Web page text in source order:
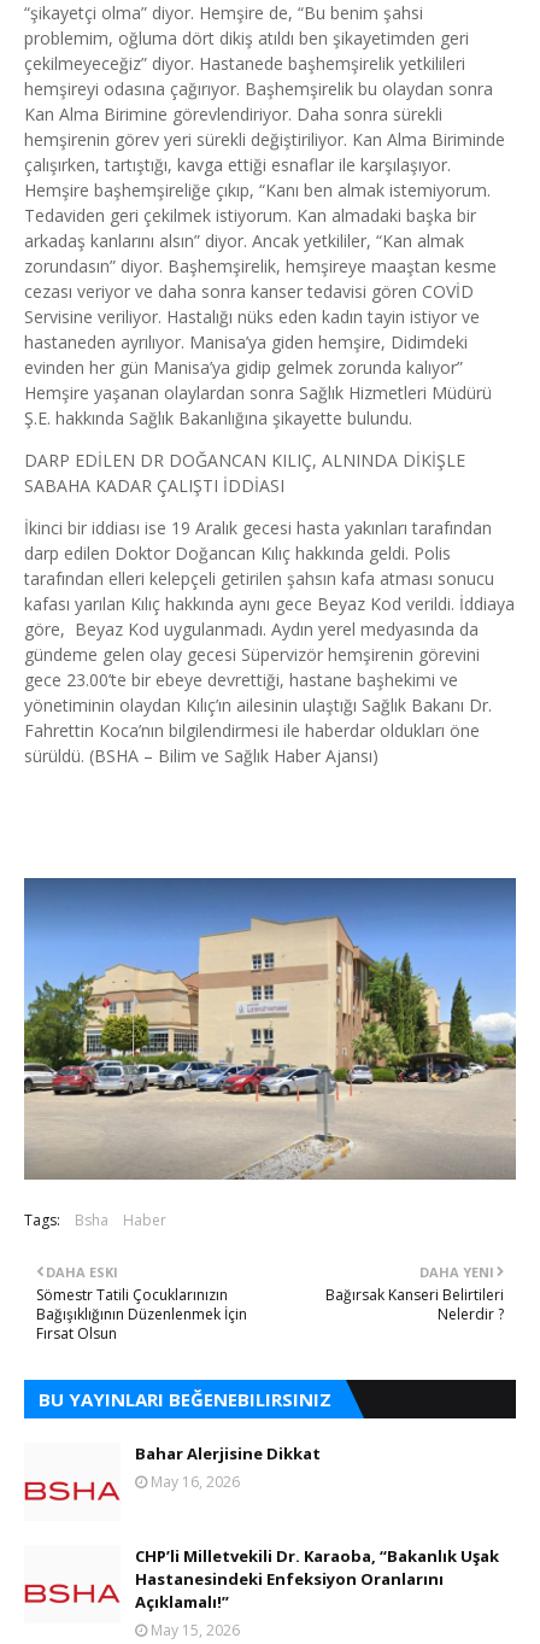
“şikayetçi olma” diyor. Hemşire de, “Bu benim şahsi
problemim, oğluma dört dikiş atıldı ben şikayetimden geri
çekilmeyeceğiz” diyor. Hastanede başhemşirelik yetkilileri
hemşireyi odasına çağırıyor. Başhemşirelik bu olaydan sonra
Kan Alma Birimine görevlendiriyor. Daha sonra sürekli
hemşirenin görev yeri sürekli değiştiriliyor. Kan Alma Biriminde
çalışırken, tartıştığı, kavga ettiği esnaflar ile karşılaşıyor.
Hemşire başhemşireliğe çıkıp, “Kanı ben almak istemiyorum.
Tedaviden geri çekilmek istiyorum. Kan almadaki başka bir
arkadaş kanlarını alsın” diyor. Ancak yetkililer, “Kan almak
zorundasın” diyor. Başhemşirelik, hemşireye maaştan kesme
cezası veriyor ve daha sonra kanser tedavisi gören COVİD
Servisine veriliyor. Hastalığı nüks eden kadın tayin istiyor ve
hastaneden ayrılıyor. Manisa’ya giden hemşire, Didimdeki
evinden her gün Manisa’ya gidip gelmek zorunda kalıyor”
Hemşire yaşanan olaylardan sonra Sağlık Hizmetleri Müdürü
Ş.E. hakkında Sağlık Bakanlığına şikayette bulundu.
DARP EDİLEN DR DOĞANCAN KILIÇ, ALNINDA DİKİŞLE
SABAHA KADAR ÇALIŞTI İDDİASI
İkinci bir iddiası ise 19 Aralık gecesi hasta yakınları tarafından
darp edilen Doktor Doğancan Kılıç hakkında geldi. Polis
tarafından elleri kelepçeli getirilen şahsın kafa atması sonucu
kafası yarılan Kılıç hakkında aynı gece Beyaz Kod verildi. İddiaya
göre, Beyaz Kod uygulanmadı. Aydın yerel medyasında da
gündeme gelen olay gecesi Süpervizör hemşirenin görevini
gece 23.00’te bir ebeye devrettiği, hastane başhekimi ve
yönetiminin olaydan Kılıç’ın ailesinin ulaştığı Sağlık Bakanı Dr.
Fahrettin Koca’nın bilgilendirmesi ile haberdar oldukları öne
sürüldü. (BSHA – Bilim ve Sağlık Haber Ajansı)
Tags: Bsha Haber
DAHA YENI
Bağırsak Kanseri Belirtileri
Nelerdir ?
DAHA ESKI
Sömestr Tatili Çocuklarınızın
Bağışıklığının Düzenlenmek İçin
Fırsat Olsun
BU YAYINLARI BEĞENEBILIRSINIZ
Bahar Alerjisine Dikkat
May 16, 2026
CHP’li Milletvekili Dr. Karaoba, “Bakanlık Uşak
Hastanesindeki Enfeksiyon Oranlarını
Açıklamalı!”
May 15, 2026